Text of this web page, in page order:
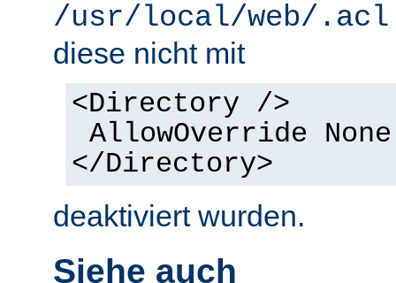
/usr/local/web/.acl
diese nicht mit
<Directory />
AllowOverride None
</Directory>
deaktiviert wurden.
Siehe auch